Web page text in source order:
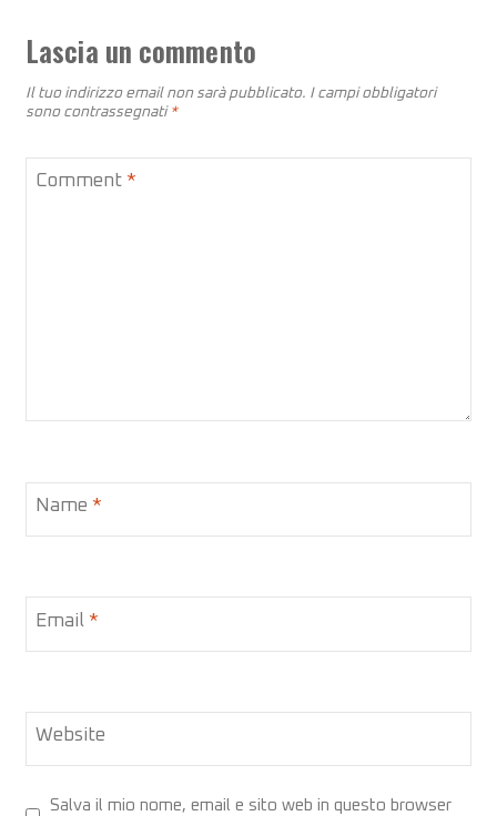
Lascia un commento
Il tuo indirizzo email non sarà pubblicato. I campi obbligatori
sono contrassegnati *
Comment *
Name *
Email *
Website
Salva il mio nome, email e sito web in questo browser